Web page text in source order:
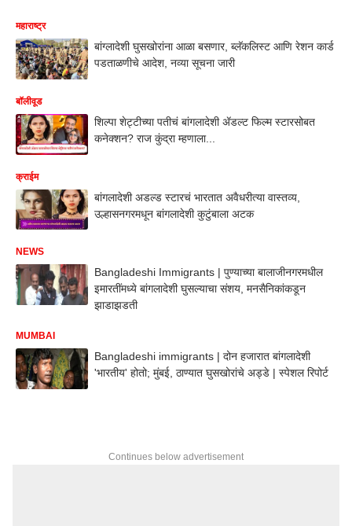
महाराष्ट्र
बांग्लादेशी घुसखोरांना आळा बसणार, ब्लॅकलिस्ट आणि रेशन कार्ड
पडताळणीचे आदेश, नव्या सूचना जारी
बॉलीवूड
शिल्पा शेट्टीच्या पतीचं बांगलादेशी ॲडल्ट फिल्म स्टारसोबत
कनेक्शन? राज कुंद्रा म्हणाला...
क्राईम
बांगलादेशी अडल्ड स्टारचं भारतात अवैधरीत्या वास्तव्य,
उल्हासनगरमधून बांगलादेशी कुटुंबाला अटक
NEWS
Bangladeshi Immigrants | पुण्याच्या बालाजीनगरमधील
इमारतींमध्ये बांगलादेशी घुसल्याचा संशय, मनसैनिकांकडून
झाडाझडती
MUMBAI
Bangladeshi immigrants | दोन हजारात बांगलादेशी
'भारतीय' होतो; मुंबई, ठाण्यात घुसखोरांचे अड्डे | स्पेशल रिपोर्ट
Continues below advertisement